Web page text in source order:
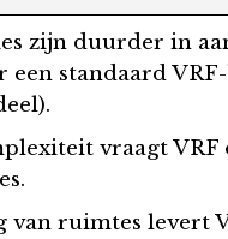
zijn duurder in
standaard
vraagt VRF
ruimtes levert